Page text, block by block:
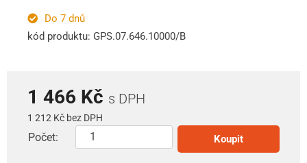
Do 7 dnů
kód produktu: GPS.07.646.10000/B
1 466 Kč s DPH
1 212 Kč bez DPH
Počet: Koupit